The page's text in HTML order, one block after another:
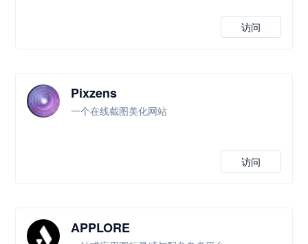
访问
Pixzens
一个在线截图美化网站
访问
APPLORE